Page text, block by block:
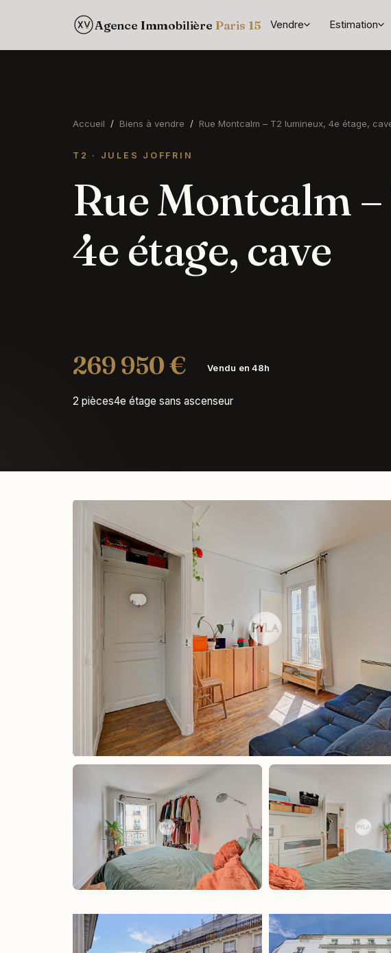
Agence Immobilière Paris 15 Vendre Estimation
Accueil / Biens à vendre / Rue Montcalm – T2 lumineux, 4e étage,
T2 · JULES JOFFRIN
Rue Montcalm
4e étage, cave
269 950 € Vendu en 48h
2 pièces4e étage sans ascenseur